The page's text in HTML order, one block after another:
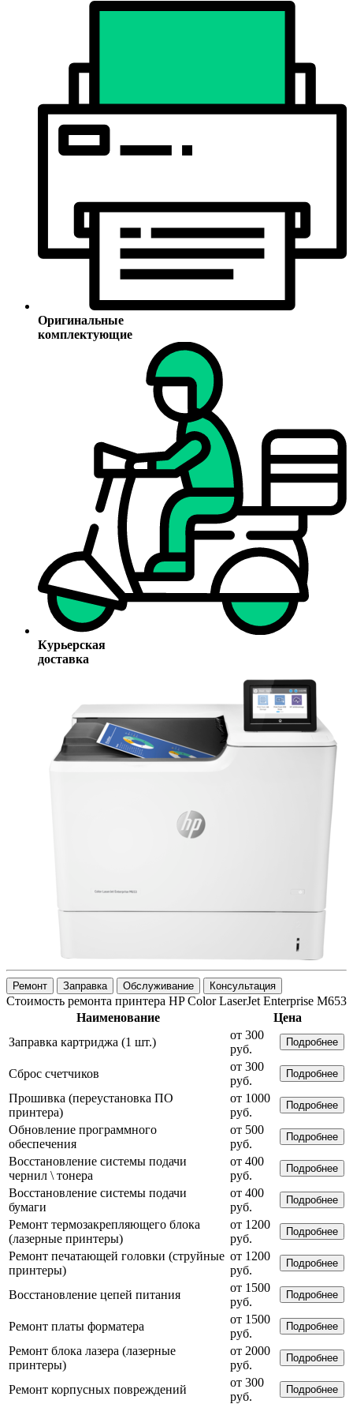
Оригинальные
комплектующие
Курьерская
доставка
Ремонт Заправка Обслуживание Консультация
Стоимость ремонта принтера HP Color LaserJet Enterprise M653
Наименование
Цена
Заправка картриджа (1 шт.)
от 300
руб.
Подробнее
Сброс счетчиков
от 300
руб.
Подробнее
Прошивка (переустановка ПО
принтера)
от 1000
руб.
Подробнее
Обновление программного
обеспечения
от 500
руб.
Подробнее
Восстановление системы подачи
чернил \ тонера
от 400
руб.
Подробнее
Восстановление системы подачи
бумаги
от 400
руб.
Подробнее
Ремонт термозакрепляющего блока
(лазерные принтеры)
от 1200
руб.
Подробнее
Ремонт печатающей головки (струйные
принтеры)
от 1200
руб.
Подробнее
Восстановление цепей питания
от 1500
руб.
Подробнее
Ремонт платы форматера
от 1500
руб.
Подробнее
Ремонт блока лазера (лазерные
принтеры)
от 2000
руб.
Подробнее
Ремонт корпусных повреждений
от 300
руб.
Подробнее